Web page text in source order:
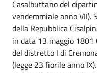
Casalbuttano del
vendemmiale anno VII).
della Repubblica
in data 13 maggio
del distretto I di
(legge 23 fiorile anno